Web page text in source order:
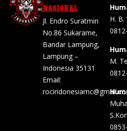
NASIONAL
Jl. Endro Suratmin
No.86 Sukarame,
Bandar Lampung,
Lampung –
Indonesia 35131
Email:
H.
M.